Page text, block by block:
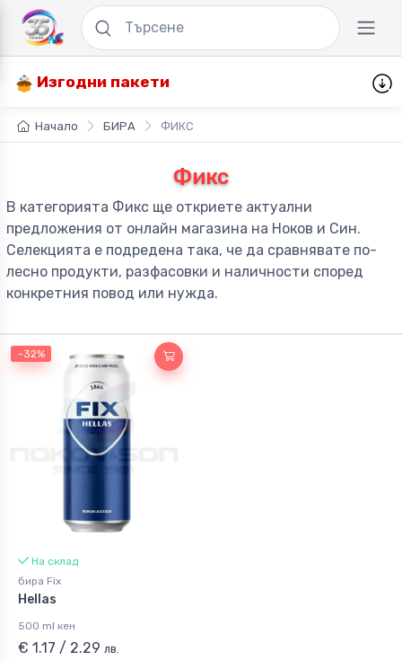
Изгодни пакети
Начало БИРА ФИКС
Фикс
В категорията Фикс ще откриете актуални
предложения от онлайн магазина на Ноков и Син.
Селекцията е подредена така, че да сравнявате по-
лесно продукти, разфасовки и наличности според
конкретния повод или нужда.
-32%
На склад
бира Fix
Hellas
500 ml кен
€ 1.17 / 2.29 лв.